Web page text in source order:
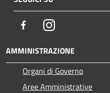
FacebookInstagram
AMMINISTRAZIONE
Organi di Governo
Aree Amministrative